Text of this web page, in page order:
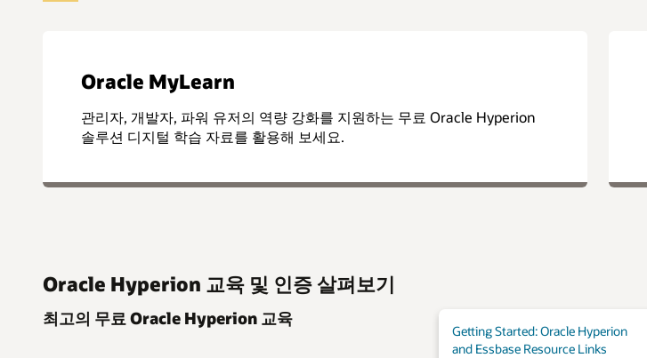
Oracle MyLearn
관리자, 개발자, 파워 유저의 역량 강화를 지원하는 무료 Oracle Hyperion
솔루션 디지털 학습 자료를 활용해 보세요.
Oracle Hyperion 교육 및 인증 살펴보기
최고의 무료 Oracle Hyperion 교육
Getting Started: Oracle Hyperion
and Essbase Resource Links